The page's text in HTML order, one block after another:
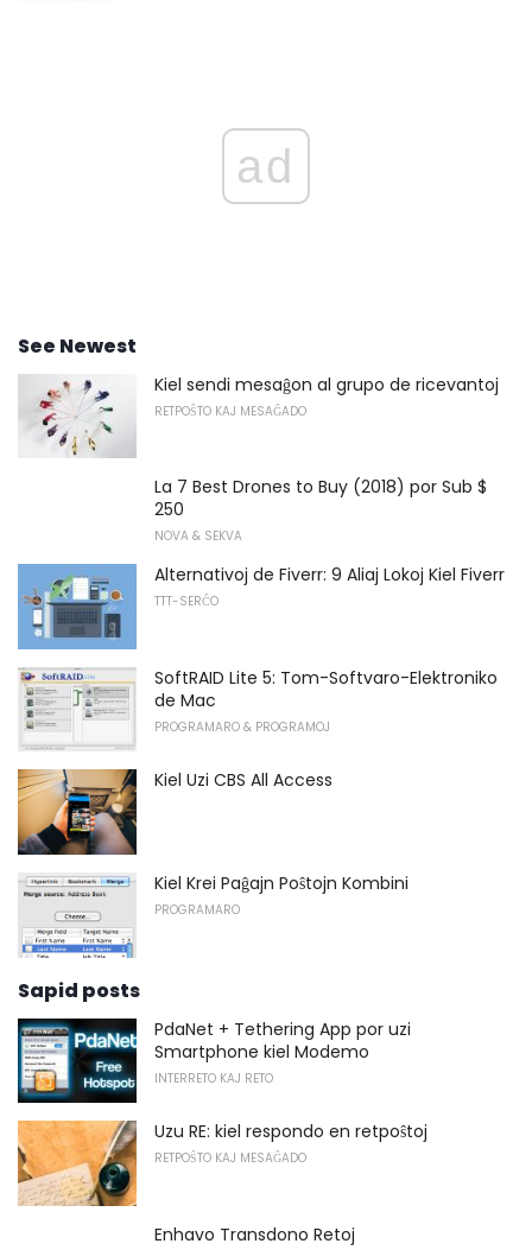
ad
See Newest
Kiel sendi mesaĝon al grupo de ricevantoj
RETPOŜTO KAJ MESAĜADO
La 7 Best Drones to Buy (2018) por Sub $
250
NOVA & SEKVA
Alternativoj de Fiverr: 9 Aliaj Lokoj Kiel Fiverr
TTT-SERĈO
SoftRAID Lite 5: Tom-Softvaro-Elektroniko
de Mac
PROGRAMARO & PROGRAMOJ
Kiel Uzi CBS All Access
Kiel Krei Paĝajn Poŝtojn Kombini
PROGRAMARO
Sapid posts
PdaNet + Tethering App por uzi
Smartphone kiel Modemo
INTERRETO KAJ RETO
Uzu RE: kiel respondo en retpoŝtoj
RETPOŜTO KAJ MESAĜADO
Enhavo Transdono Retoj